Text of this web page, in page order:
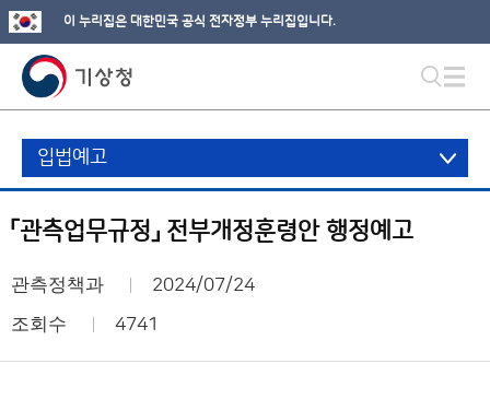
이 누리집은 대한민국 공식 전자정부 누리집입니다.
입법예고
「관측업무규정」 전부개정훈령안 행정예고
관측정책과 2024/07/24
조회수 4741